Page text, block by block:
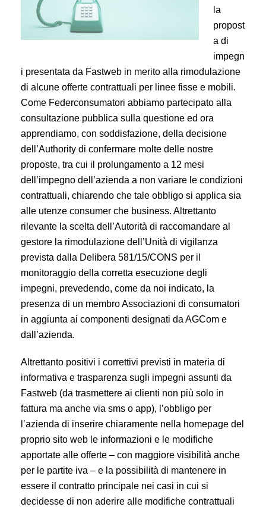
la
propost
a di
impegn
i presentata da Fastweb in merito alla rimodulazione
di alcune offerte contrattuali per linee fisse e mobili.
Come Federconsumatori abbiamo partecipato alla
consultazione pubblica sulla questione ed ora
apprendiamo, con soddisfazione, della decisione
dell’Authority di confermare molte delle nostre
proposte, tra cui il prolungamento a 12 mesi
dell’impegno dell’azienda a non variare le condizioni
contrattuali, chiarendo che tale obbligo si applica sia
alle utenze consumer che business. Altrettanto
rilevante la scelta dell’Autorità di raccomandare al
gestore la rimodulazione dell’Unità di vigilanza
prevista dalla Delibera 581/15/CONS per il
monitoraggio della corretta esecuzione degli
impegni, prevedendo, come da noi indicato, la
presenza di un membro Associazioni di consumatori
in aggiunta ai componenti designati da AGCom e
dall’azienda.
Altrettanto positivi i correttivi previsti in materia di
informativa e trasparenza sugli impegni assunti da
Fastweb (da trasmettere ai clienti non più solo in
fattura ma anche via sms o app), l’obbligo per
l’azienda di inserire chiaramente nella homepage del
proprio sito web le informazioni e le modifiche
apportate alle offerte – con maggiore visibilità anche
per le partite iva – e la possibilità di mantenere in
essere il contratto principale nei casi in cui si
decidesse di non aderire alle modifiche contrattuali